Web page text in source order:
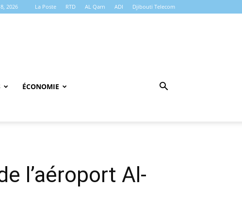
2026 La Poste RTD AL Qarn ADI Djibouti Telecom
ÉCONOMIE
l’aéroport Al-